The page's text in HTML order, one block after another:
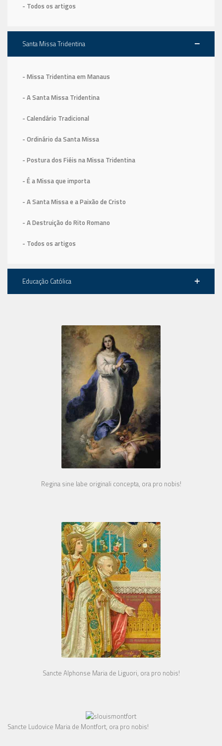
- Todos os artigos
Santa Missa Tridentina
- Missa Tridentina em Manaus
- A Santa Missa Tridentina
- Calendário Tradicional
- Ordinário da Santa Missa
- Postura dos Fiéis na Missa Tridentina
- É a Missa que importa
- A Santa Missa e a Paixão de Cristo
- A Destruição do Rito Romano
- Todos os artigos
Educação Católica
Regina sine labe originali concepta, ora pro nobis!
Sancte Alphonse Maria de Liguori, ora pro nobis!
Sancte Ludovice Maria de Montfort, ora pro nobis!